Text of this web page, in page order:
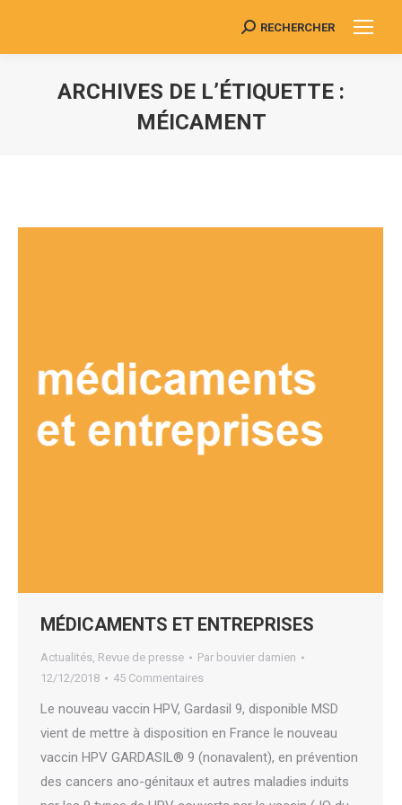
Search:
RECHERCHER
ARCHIVES DE L’ÉTIQUETTE :
MÉICAMENT
MÉDICAMENTS ET ENTREPRISES
Actualités, Revue de presse Par bouvier damien
12/12/2018
45 Commentaires
Le nouveau vaccin HPV, Gardasil 9, disponible MSD
vient de mettre à disposition en France le nouveau
vaccin HPV GARDASIL® 9 (nonavalent), en prévention
des cancers ano-génitaux et autres maladies induits